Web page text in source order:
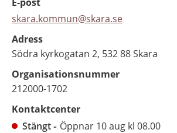
skara.kommun@skara.se
Adress
Södra kyrkogatan 2, 532 88 Skara
Organisationsnummer
212000-1702
Kontaktcenter
Stängt
Öppnar 10 aug kl 08.00